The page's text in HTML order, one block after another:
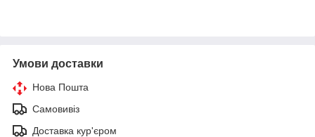
Умови доставки
Нова Пошта
Самовивіз
Доставка кур'єром